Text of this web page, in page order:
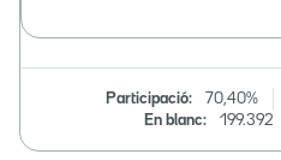
Participació: 70,40%
En blanc:
199.392